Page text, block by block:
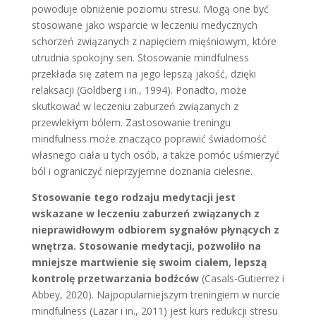
powoduje obniżenie poziomu stresu. Mogą one być
stosowane jako wsparcie w leczeniu medycznych
schorzeń związanych z napięciem mięśniowym, które
utrudnia spokojny sen. Stosowanie mindfulness
przekłada się zatem na jego lepszą jakość, dzięki
relaksacji (Goldberg i in., 1994). Ponadto, może
skutkować w leczeniu zaburzeń związanych z
przewlekłym bólem. Zastosowanie treningu
mindfulness może znacząco poprawić świadomość
własnego ciała u tych osób, a także pomóc uśmierzyć
ból i ograniczyć nieprzyjemne doznania cielesne.
Stosowanie tego rodzaju medytacji jest
wskazane w leczeniu zaburzeń związanych z
nieprawidłowym odbiorem sygnałów płynących z
wnętrza. Stosowanie medytacji, pozwoliło na
mniejsze martwienie się swoim ciałem, lepszą
kontrolę przetwarzania bodźców (Casals-Gutierrez i
Abbey, 2020). Najpopularniejszym treningiem w nurcie
mindfulness (Lazar i in., 2011) jest kurs redukcji stresu